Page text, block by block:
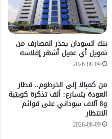
بنك السودان يحذر المصارف من
تمويل أي عميل أشهر إفلاسه
2026-08-09
من كمبالا إلى الخرطوم.. قطار
العودة يتسارع: ألف تذكرة كويتية
و8 آلاف سوداني على قوائم
الانتظار
2026-08-09